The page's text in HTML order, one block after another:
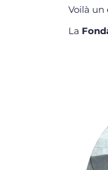
Voilà un
La